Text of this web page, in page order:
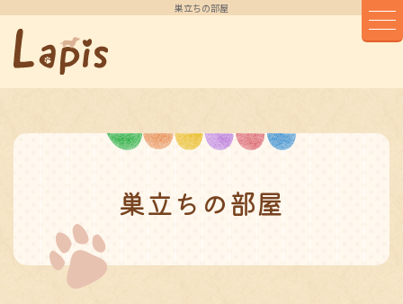
巣立ちの部屋
巣立ちの部屋